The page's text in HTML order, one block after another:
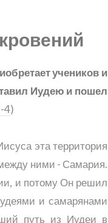
учеников и
Иудею и пошел
4)
эта территория
ними - Самария.
и потому Он решил
и самарянами
путь из Иудеи в